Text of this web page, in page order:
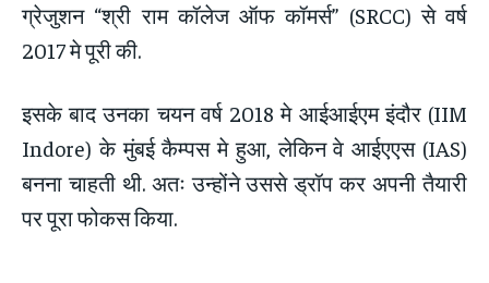
ग्रेजुशन “श्री राम कॉलेज ऑफ कॉमर्स” (SRCC) से वर्ष
2017 मे पूरी की.
इसके बाद उनका चयन वर्ष 2018 मे आईआईएम इंदौर (IIM
Indore) के मुंबई कैम्पस मे हुआ, लेकिन वे आईएएस (IAS)
बनना चाहती थी. अतः उन्होंने उससे ड्रॉप कर अपनी तैयारी
पर पूरा फोकस किया.